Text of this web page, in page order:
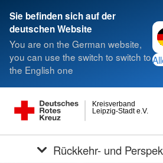
Sie befinden sich auf der
deutschen Website
You are on the German website,
you can use the switch to switch to
the English one
Leipzig-Stadt e.V.
Kreisverband
Rückkehr- und